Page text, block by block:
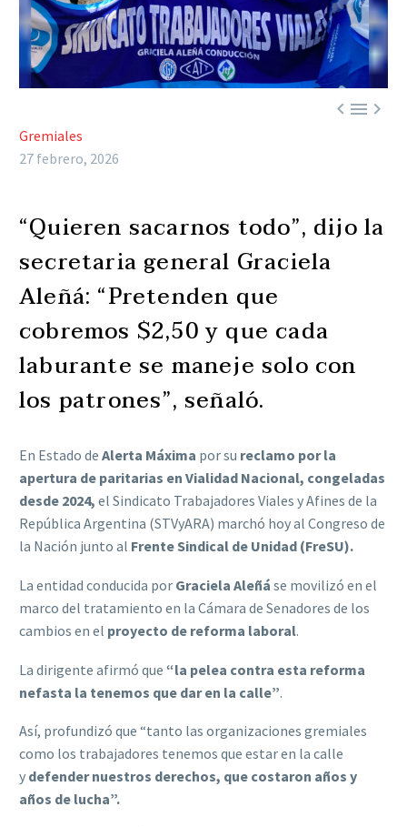

Gremiales
27 febrero, 2026
“Quieren sacarnos todo”, dijo la
secretaria general Graciela
Aleñá: “Pretenden que
cobremos $2,50 y que cada
laburante se maneje solo con
los patrones”, señaló.
En Estado de Alerta Máxima por su reclamo por la
apertura de paritarias en Vialidad Nacional, congeladas
desde 2024, el Sindicato Trabajadores Viales y Afines de la
República Argentina (STVyARA) marchó hoy al Congreso de
la Nación junto al Frente Sindical de Unidad (FreSU).
La entidad conducida por Graciela Aleñá se movilizó en el
marco del tratamiento en la Cámara de Senadores de los
cambios en el proyecto de reforma laboral.
La dirigente afirmó que “la pelea contra esta reforma
nefasta la tenemos que dar en la calle”.
Así, profundizó que “tanto las organizaciones gremiales
como los trabajadores tenemos que estar en la calle
y defender nuestros derechos, que costaron años y
años de lucha”.